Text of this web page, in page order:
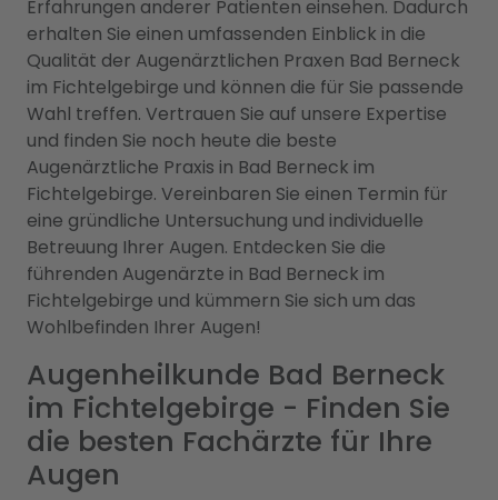
Erfahrungen anderer Patienten einsehen. Dadurch
erhalten Sie einen umfassenden Einblick in die
Qualität der Augenärztlichen Praxen Bad Berneck
im Fichtelgebirge und können die für Sie passende
Wahl treffen. Vertrauen Sie auf unsere Expertise
und finden Sie noch heute die beste
Augenärztliche Praxis in Bad Berneck im
Fichtelgebirge. Vereinbaren Sie einen Termin für
eine gründliche Untersuchung und individuelle
Betreuung Ihrer Augen. Entdecken Sie die
führenden Augenärzte in Bad Berneck im
Fichtelgebirge und kümmern Sie sich um das
Wohlbefinden Ihrer Augen!
Augenheilkunde Bad Berneck
im Fichtelgebirge - Finden Sie
die besten Fachärzte für Ihre
Augen